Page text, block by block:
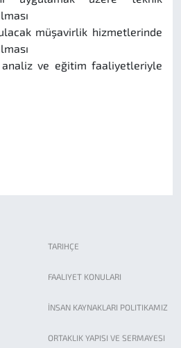
müşavirlik hizmetlerinde
ve eğitim faaliyetleriyle
TARIHÇE
FAALIYET KONULARI
İNSAN KAYNAKLARI POLITIKAMIZ
ORTAKLIK YAPISI VE SERMAYESI